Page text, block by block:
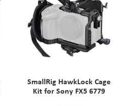
SmallRig HawkLock Cage
Kit for Sony FX5 6779